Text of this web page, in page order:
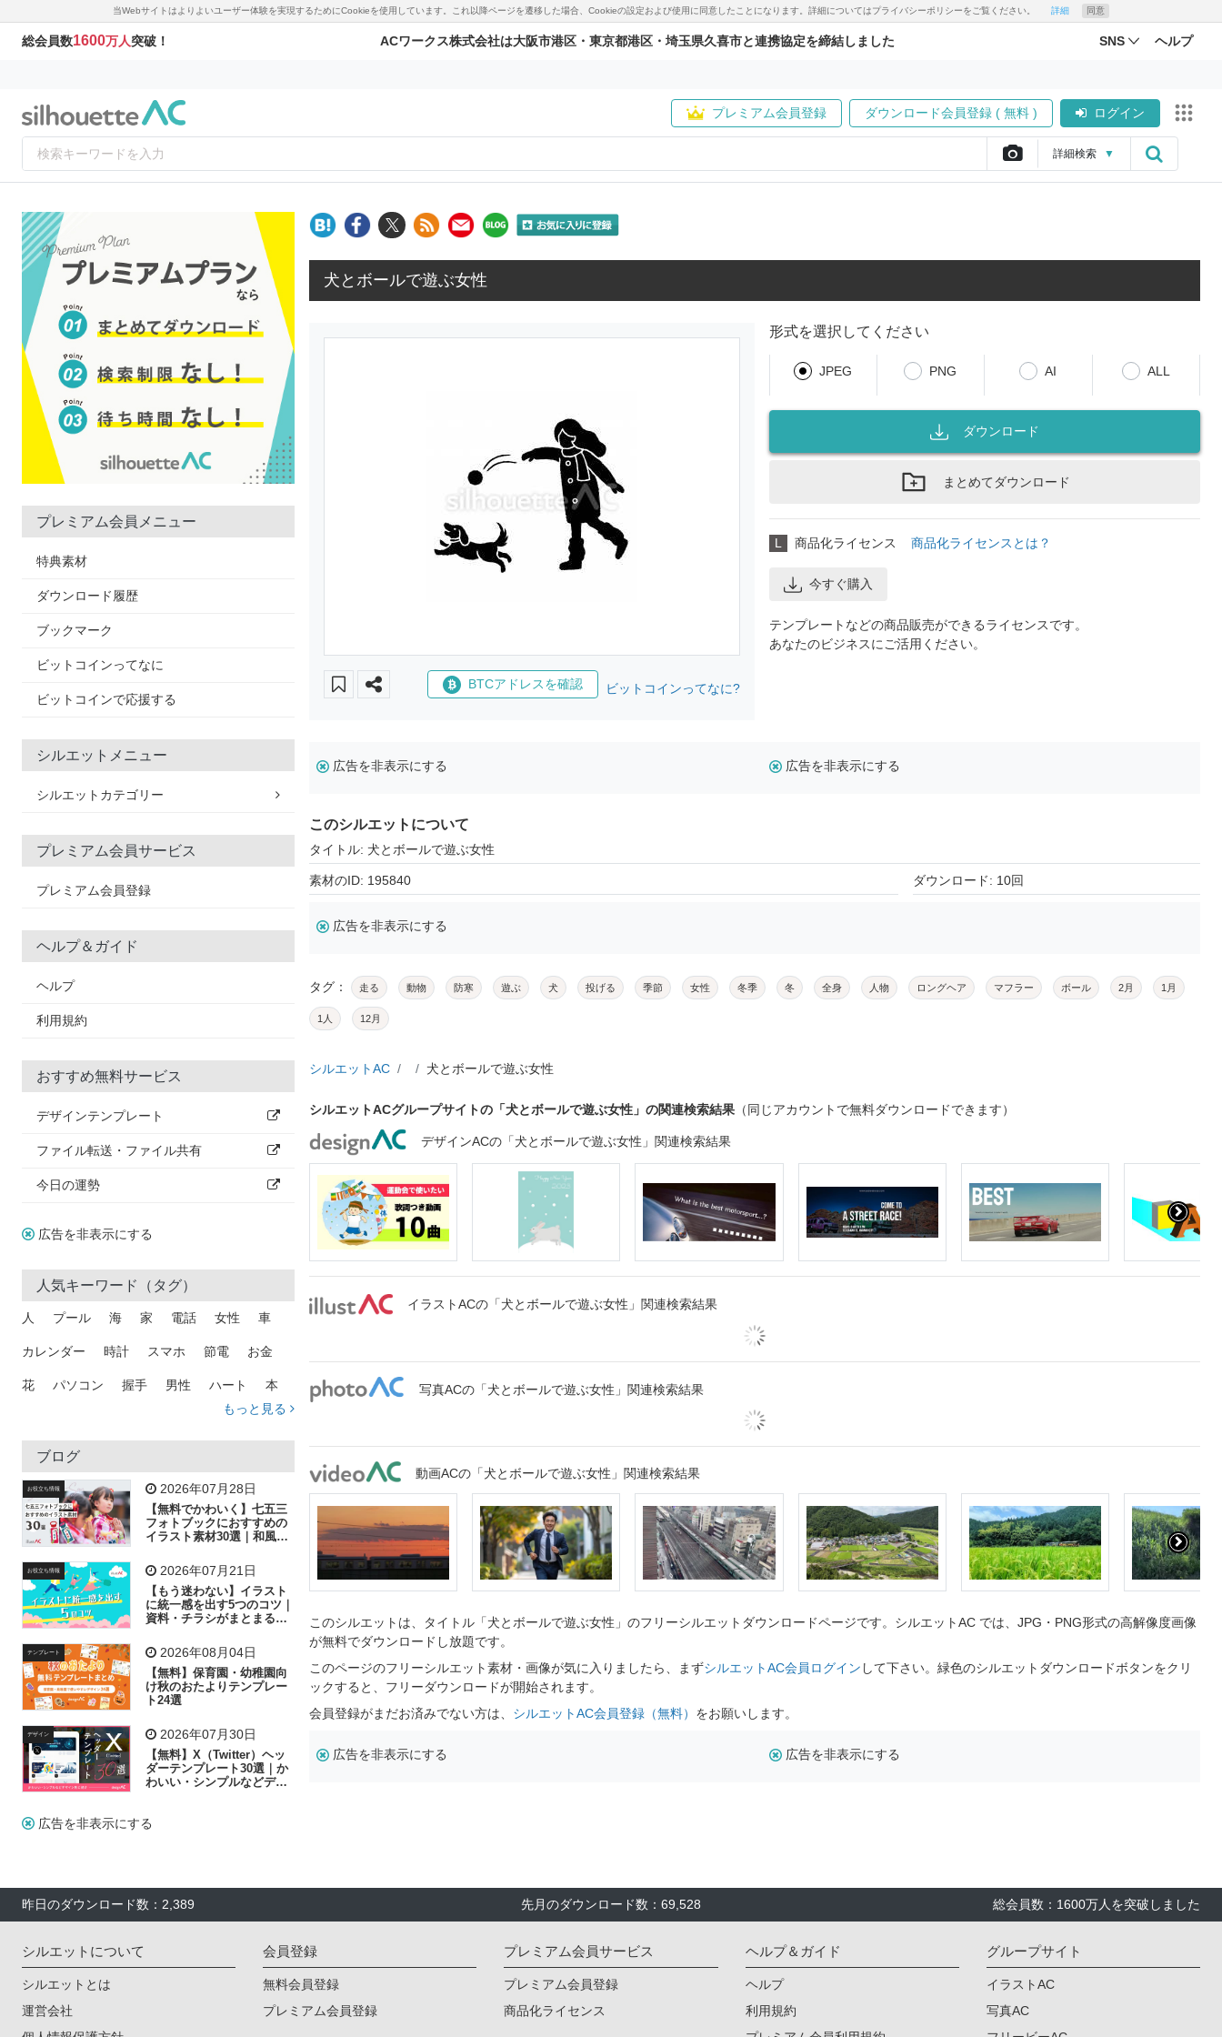
当Webサイトはよりよいユーザー体験を実現するためにCookieを使用しています。これ以降ページを遷移した場合、Cookieの設定および使用に同意したことになります。詳細についてはプライバシーポリシーをご覧ください。 詳細 同意
総会員数1600万人突破！ ACワークス株式会社は大阪市港区・東京都港区・埼玉県久喜市と連携協定を締結しました SNS ヘルプ
プレミアム会員登録 ダウンロード会員登録 ( 無料 ) ログイン
詳細検索 ▼
プレミアム会員メニュー
特典素材
ダウンロード履歴
ブックマーク
ビットコインってなに
ビットコインで応援する
シルエットメニュー
シルエットカテゴリー
プレミアム会員サービス
プレミアム会員登録
ヘルプ＆ガイド
ヘルプ
利用規約
おすすめ無料サービス
デザインテンプレート
ファイル転送・ファイル共有
今日の運勢
広告を非表示にする
人気キーワード（タグ）
人 プール 海 家 電話 女性 車
カレンダー 時計 スマホ 節電 お金
花 パソコン 握手 男性 ハート 本
トラック 木
吹き出し
飛行機 グラフ ビル 魚 家族 書類
歩く 工場 会社 太陽 キラキラ
子供 作業員 相談 ピクトグラム
もっと見る
ブログ
お役立ち情報 2026年07月28日
【無料でかわいく】七五三
フォトブックにおすすめの
イラスト素材30選｜和風の
お役立ち情報 2026年07月21日
【もう迷わない】イラスト
に統一感を出す5つのコツ｜
資料・チラシがまとまるフ
テンプレート 2026年08月04日
【無料】保育園・幼稚園向
け秋のおたよりテンプレー
ト24選
デザイン 2026年07月30日
【無料】X（Twitter）ヘッ
ダーテンプレート30選｜か
わいい・シンプルなどデザ
広告を非表示にする
犬とボールで遊ぶ女性
BTCアドレスを確認 ビットコインってなに?
形式を選択してください
JPEG PNG AI ALL
ダウンロード
まとめてダウンロード
L 商品化ライセンス 商品化ライセンスとは？
今すぐ購入
テンプレートなどの商品販売ができるライセンスです。
あなたのビジネスにご活用ください。
広告を非表示にする 広告を非表示にする
このシルエットについて
タイトル: 犬とボールで遊ぶ女性
素材のID: 195840 ダウンロード: 10回
広告を非表示にする
タグ： 走る 動物 防寒 遊ぶ 犬 投げる 季節 女性 冬季 冬 全身 人物 ロングヘア マフラー ボール 2月 1月
1人 12月
シルエットAC 犬とボールで遊ぶ女性
シルエットACグループサイトの「犬とボールで遊ぶ女性」の関連検索結果 （同じアカウントで無料ダウンロードできます）
デザインACの「犬とボールで遊ぶ女性」関連検索結果
イラストACの「犬とボールで遊ぶ女性」関連検索結果
写真ACの「犬とボールで遊ぶ女性」関連検索結果
動画ACの「犬とボールで遊ぶ女性」関連検索結果
このシルエットは、タイトル「犬とボールで遊ぶ女性」のフリーシルエットダウンロードページです。シルエットAC では、JPG・PNG形式の高解像度画像
が無料でダウンロードし放題です。
このページのフリーシルエット素材・画像が気に入りましたら、まずシルエットAC会員ログイン して下さい。緑色のシルエットダウンロードボタンをクリ
ックすると、フリーダウンロードが開始されます。
会員登録がまだお済みでない方は、 シルエットAC会員登録（無料） をお願いします。
広告を非表示にする 広告を非表示にする
昨日のダウンロード数：2,389 先月のダウンロード数：69,528 総会員数：1600万人を突破しました
シルエットについて
シルエットとは
運営会社
会員登録
無料会員登録
プレミアム会員登録
プレミアム会員サービス
プレミアム会員登録
商品化ライセンス
ヘルプ＆ガイド
ヘルプ
利用規約
グループサイト
イラストAC
写真AC